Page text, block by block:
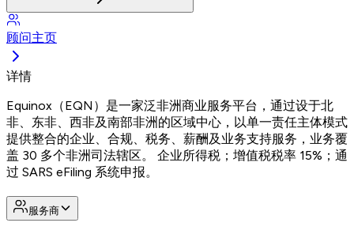
顾问主页
详情
Equinox（EQN）是一家泛非洲商业服务平台，通过设于北
非、东非、西非及南部非洲的区域中心，以单一责任主体模式
提供整合的企业、合规、税务、薪酬及业务支持服务，业务覆
盖 30 多个非洲司法辖区。 企业所得税；增值税税率 15%；通
过 SARS eFiling 系统申报。
服务商